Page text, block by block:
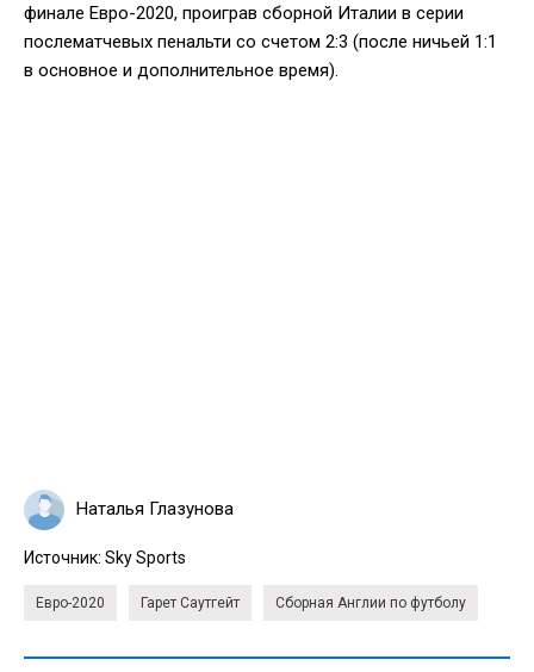
финале Евро-2020, проиграв сборной Италии в серии
послематчевых пенальти со счетом 2:3 (после ничьей 1:1
в основное и дополнительное время).
Наталья Глазунова
Источник: Sky Sports
Евро-2020 Гарет Саутгейт Сборная Англии по футболу